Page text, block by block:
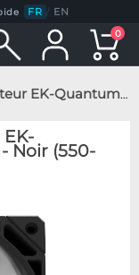
FR / EN
0
D-RGB - Noir (550-2200 rpm)
Noir (550-